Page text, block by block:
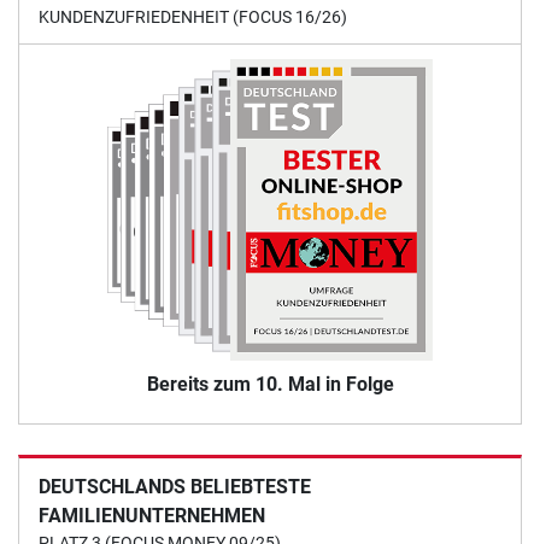
KUNDENZUFRIEDENHEIT (FOCUS 16/26)
Bereits zum 10. Mal in Folge
DEUTSCHLANDS BELIEBTESTE
FAMILIENUNTERNEHMEN